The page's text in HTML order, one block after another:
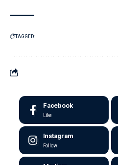
TAGGED:
Facebook
Like
Instagram
Follow